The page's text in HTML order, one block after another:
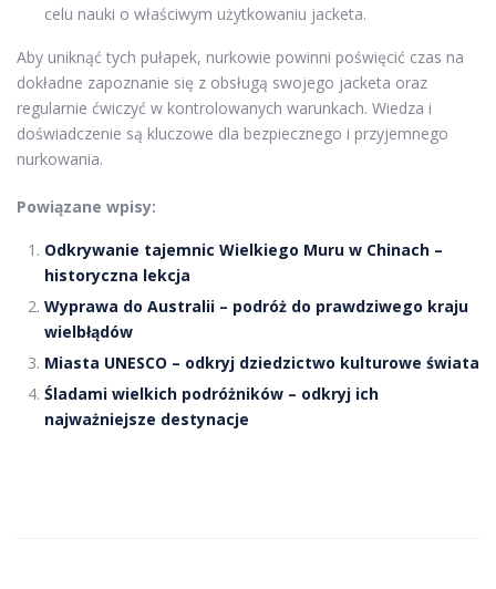
celu nauki o właściwym użytkowaniu jacketa.
Aby uniknąć tych pułapek, nurkowie powinni poświęcić czas na
dokładne zapoznanie się z obsługą swojego jacketa oraz
regularnie ćwiczyć w kontrolowanych warunkach. Wiedza i
doświadczenie są kluczowe dla bezpiecznego i przyjemnego
nurkowania.
Powiązane wpisy:
Odkrywanie tajemnic Wielkiego Muru w Chinach –
historyczna lekcja
Wyprawa do Australii – podróż do prawdziwego kraju
wielbłądów
Miasta UNESCO – odkryj dziedzictwo kulturowe świata
Śladami wielkich podróżników – odkryj ich
najważniejsze destynacje